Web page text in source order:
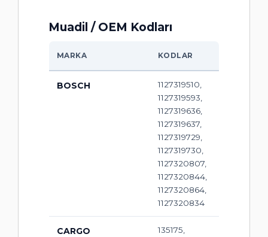
Muadil / OEM Kodları
MARKA KODLAR
BOSCH
1127319510,
1127319593,
1127319636,
1127319637,
1127319729,
1127319730,
1127320807,
1127320844,
1127320864,
1127320834
CARGO
135175,